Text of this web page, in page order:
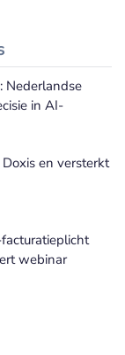
Klippa) nieuws
Nederlandse
in AI-
en versterkt
webinar